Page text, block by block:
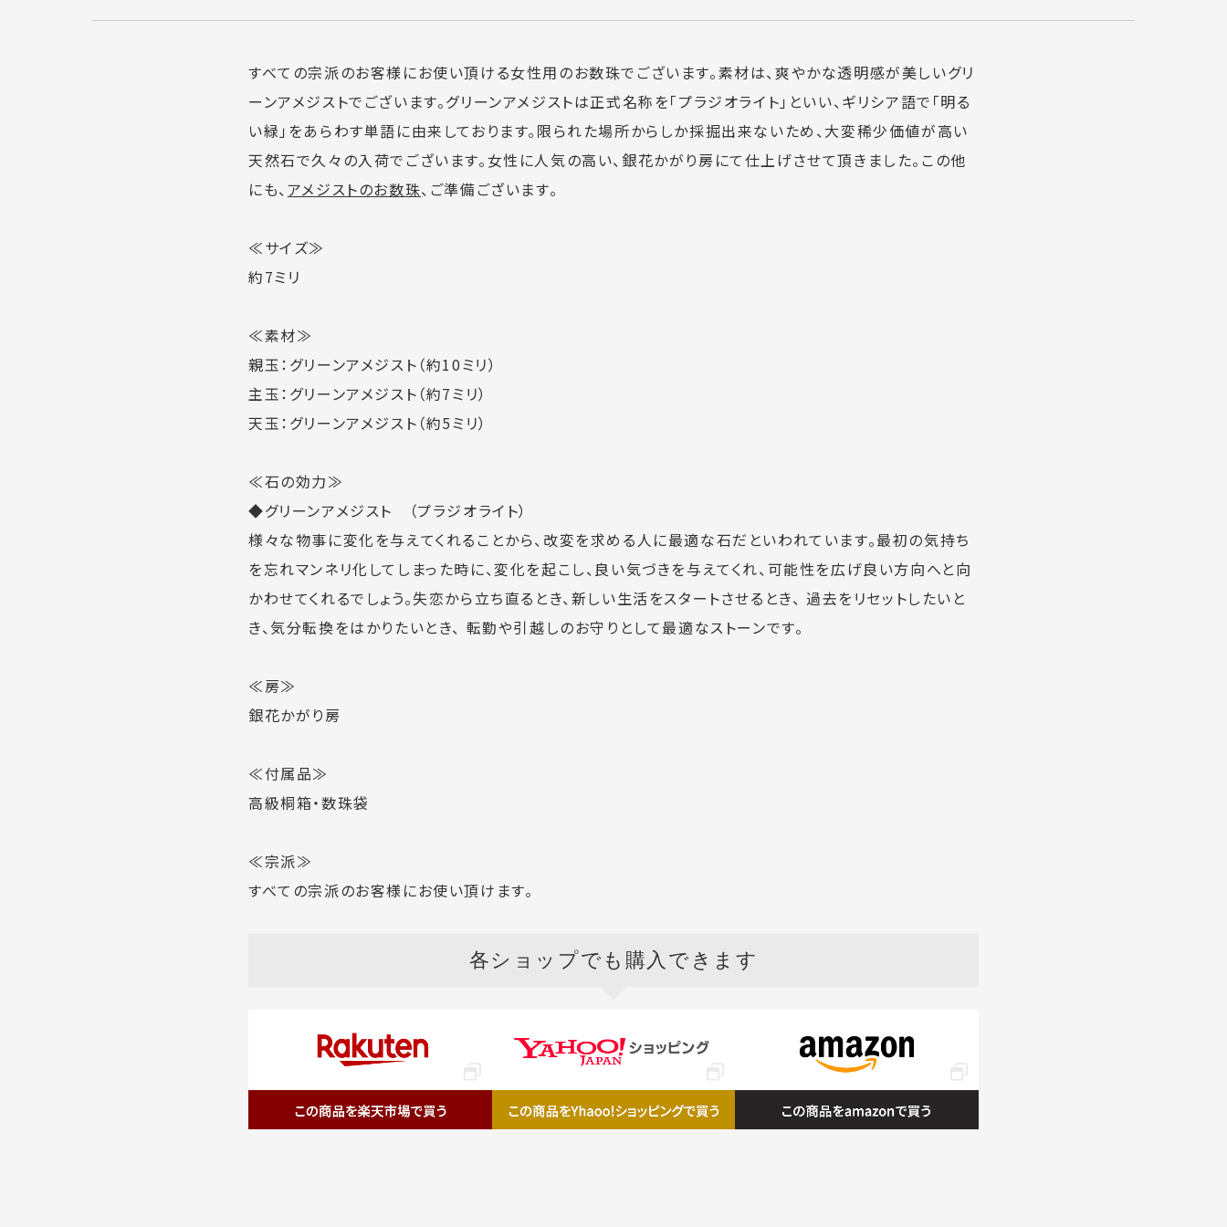
すべての宗派のお客様にお使い頂ける女性用のお数珠でございます。素材は、爽やかな透明感が美しいグリ
ーンアメジストでございます。グリーンアメジストは正式名称を「プラジオライト」といい、ギリシア語で「明る
い緑」をあらわす単語に由来しております。限られた場所からしか採掘出来ないため、大変稀少価値が高い
天然石で久々の入荷でございます。女性に人気の高い、銀花かがり房にて仕上げさせて頂きました。この他
にも、アメジストのお数珠、ご準備ございます。
≪サイズ≫
約7ミリ
≪素材≫
親玉：グリーンアメジスト（約10ミリ）
主玉：グリーンアメジスト（約7ミリ）
天玉：グリーンアメジスト（約5ミリ）
≪石の効力≫
◆グリーンアメジスト （プラジオライト）
様々な物事に変化を与えてくれることから、改変を求める人に最適な石だといわれています。最初の気持ち
を忘れマンネリ化してしまった時に、変化を起こし、良い気づきを与えてくれ、可能性を広げ良い方向へと向
かわせてくれるでしょう。失恋から立ち直るとき、新しい生活をスタートさせるとき、 過去をリセットしたいと
き、気分転換をはかりたいとき、 転勤や引越しのお守りとして最適なストーンです。
≪房≫
銀花かがり房
≪付属品≫
高級桐箱・数珠袋
≪宗派≫
すべての宗派のお客様にお使い頂けます。
各ショップでも購入できます